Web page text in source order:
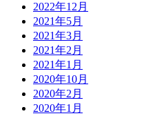
2022年12月
2021年5月
2021年3月
2021年2月
2021年1月
2020年10月
2020年2月
2020年1月